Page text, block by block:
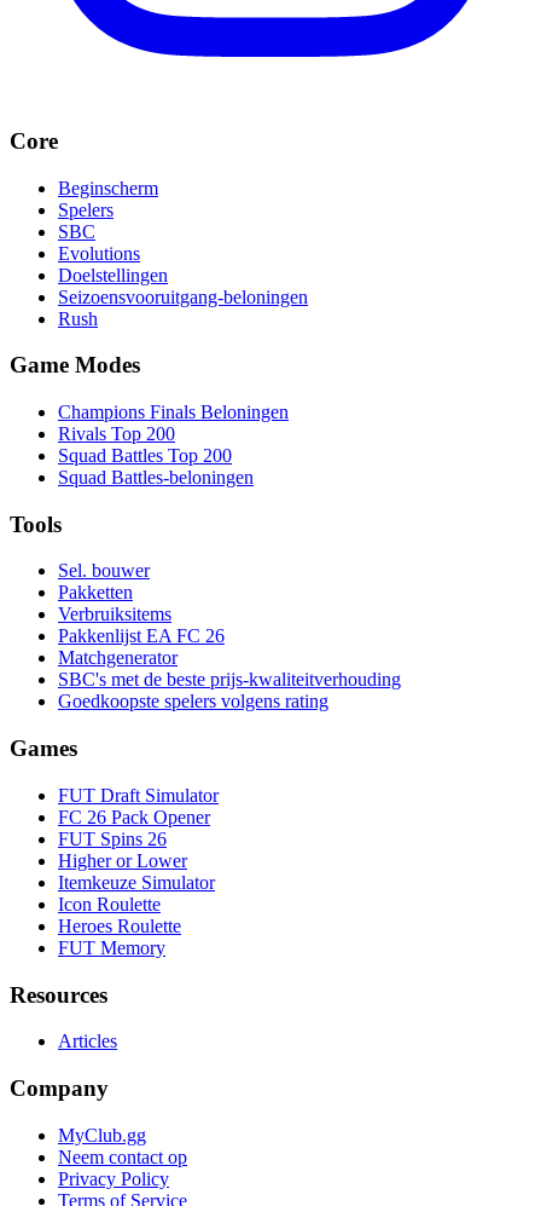
Core
Beginscherm
Spelers
SBC
Evolutions
Doelstellingen
Seizoensvooruitgang-beloningen
Rush
Game Modes
Champions Finals Beloningen
Rivals Top 200
Squad Battles Top 200
Squad Battles-beloningen
Tools
Sel. bouwer
Pakketten
Verbruiksitems
Pakkenlijst EA FC 26
Matchgenerator
SBC's met de beste prijs-kwaliteitverhouding
Goedkoopste spelers volgens rating
Games
FUT Draft Simulator
FC 26 Pack Opener
FUT Spins 26
Higher or Lower
Itemkeuze Simulator
Icon Roulette
Heroes Roulette
FUT Memory
Resources
Articles
Company
MyClub.gg
Neem contact op
Privacy Policy
Terms of Service